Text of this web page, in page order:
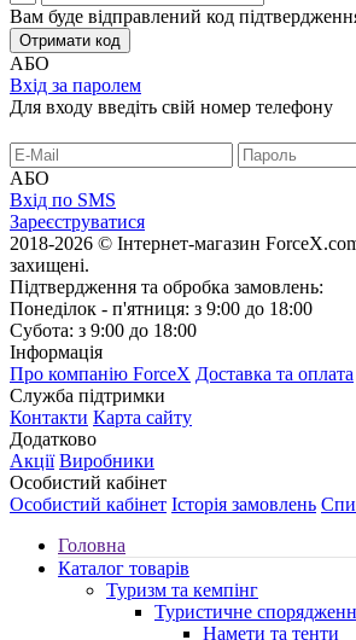
Вам буде відправлений код
Отримати код
АБО
Вхід за паролем
Для входу введіть свій номер телефону
АБО
Вхід по SMS
Зареєструватися
2018-2026 © Інтернет-магазин
захищені.
Підтвердження та обробка замовлень:
Понеділок - п'ятниця: з 9:00 до 18:00
Субота: з 9:00 до 18:00
Інформація
Про компанію ForceX Доставка та оплата
Служба підтримки
Контакти Карта сайту
Додатково
Акції Виробники
Особистий кабінет
Особистий кабінет Історія замовлень
Головна
Каталог товарів
Туризм та кемпінг
Туристичне
Намети та тенти